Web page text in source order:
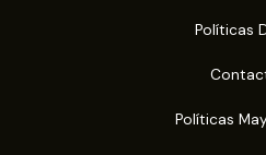
Políticas
Políticas